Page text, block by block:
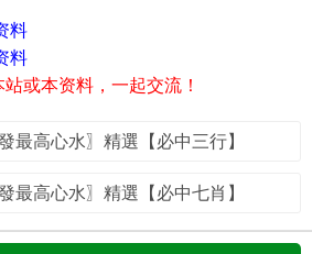
料
料
或本资料，一起交流！
最高心水〗精選【必中三行】
最高心水〗精選【必中七肖】